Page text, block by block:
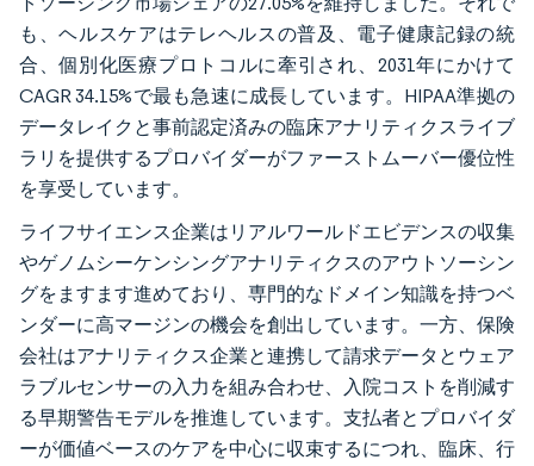
も、ヘルスケアはテレヘルスの普及、電子健康記録の統
合、個別化医療プロトコルに牽引され、2031年にかけて
CAGR 34.15%で最も急速に成長しています。HIPAA準拠の
データレイクと事前認定済みの臨床アナリティクスライブ
ラリを提供するプロバイダーがファーストムーバー優位性
を享受しています。
ライフサイエンス企業はリアルワールドエビデンスの収集
やゲノムシーケンシングアナリティクスのアウトソーシン
グをますます進めており、専門的なドメイン知識を持つベ
ンダーに高マージンの機会を創出しています。一方、保険
会社はアナリティクス企業と連携して請求データとウェア
ラブルセンサーの入力を組み合わせ、入院コストを削減す
る早期警告モデルを推進しています。支払者とプロバイダ
ーが価値ベースのケアを中心に収束するにつれ、臨床、行